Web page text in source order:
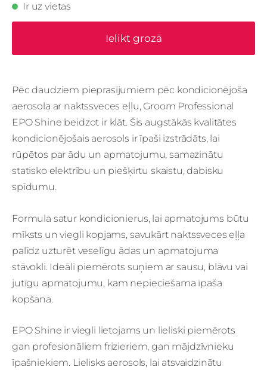
Ir uz vietas
Ielikt grozā
Pēc daudziem pieprasījumiem pēc kondicionējoša
aerosola ar naktssveces eļļu, Groom Professional
EPO Shine beidzot ir klāt. Šis augstākās kvalitātes
kondicionējošais aerosols ir īpaši izstrādāts, lai
rūpētos par ādu un apmatojumu, samazinātu
statisko elektrību un piešķirtu skaistu, dabisku
spīdumu.
Formula satur kondicionierus, lai apmatojums būtu
mīksts un viegli kopjams, savukārt naktssveces eļļa
palīdz uzturēt veselīgu ādas un apmatojuma
stāvokli. Ideāli piemērots suņiem ar sausu, blāvu vai
jutīgu apmatojumu, kam nepieciešama īpaša
kopšana.
EPO Shine ir viegli lietojams un lieliski piemērots
gan profesionāliem frizieriem, gan mājdzīvnieku
īpašniekiem. Lielisks aerosols, lai atsvaidzinātu